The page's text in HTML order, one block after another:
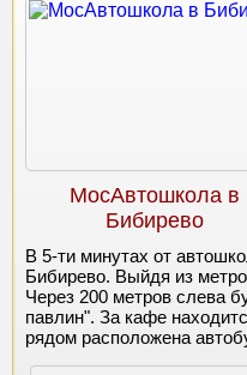
МосАвтошкола в
Бибирево
В 5-ти минутах от
Бибирево. Выйдя из
Через 200 метров слева
павлин". За кафе
рядом расположена